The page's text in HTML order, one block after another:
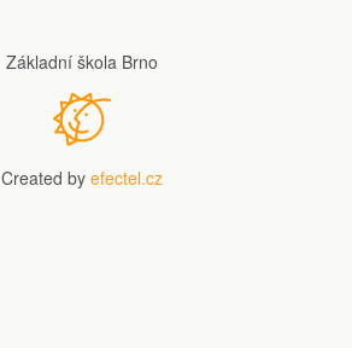
Základní škola Brno
Created by efectel.cz